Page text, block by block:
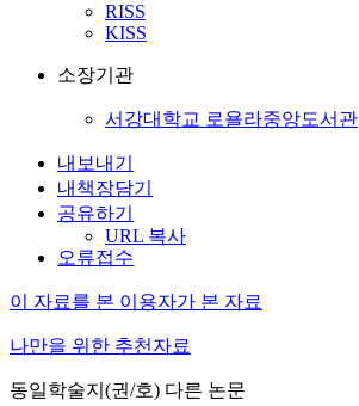
RISS
KISS
소장기관
서강대학교 로욜라중앙도서관
내보내기
내책장담기
공유하기
URL 복사
오류접수
이 자료를 본 이용자가 본 자료
나만을 위한 추천자료
동일학술지(권/호) 다른 논문